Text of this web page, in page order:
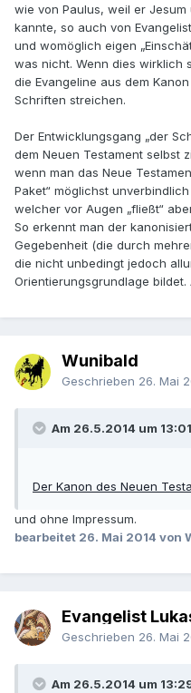
wie von Paulus, weil er
kannte, so auch von
und womöglich eigen
was nicht. Wenn dies wirklich
die Evangeline aus dem
Schriften streichen.
Der Entwicklungsgang „der
dem Neuen Testament selbst
wenn man das Neue
Paket“ möglichst
welcher vor Augen „fließt“
So erkennt man der
Gegebenheit (die durch
die nicht unbedingt jedoch
Orientierungsgrundlage
Wunibald
Geschrieben 26. Mai
Am 26.5.2014 um
Der Kanon des Neuen
und ohne Impressum.
bearbeitet 26. Mai 2014 von
Evangelist
Geschrieben 26. Mai
Am 26.5.2014 um